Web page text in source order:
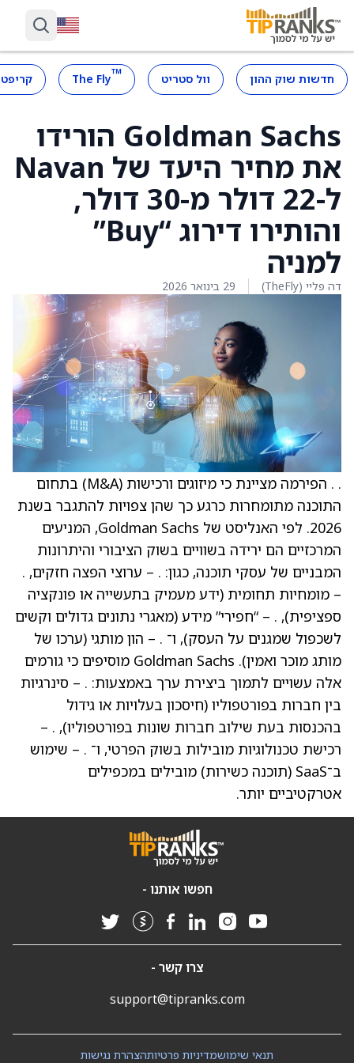
חדשות שוק ההון וול סטריט ™
The Fly
Goldman Sachs הורידו
את מחיר היעד של Navan
ל-22 דולר מ-30 דולר,
והותירו דירוג “Buy”
למניה
דה פליי (TheFly) 29 בינואר 2026
. . הפירמה מציינת כי מיזוגים ורכישות (M&A) בתחום
התוכנה מתומחרות כרגע כך שהן צפויות להתגבר בשנת
2026. לפי האנליסט של Goldman Sachs, המניעים
המרכזיים הם ירידה בשוויים בשוק הציבורי והיתרונות
המבניים של עסקי תוכנה, כגון: . – ערוצי הפצה חזקים, .
– מומחיות תחומית (ידע מעמיק בתעשייה או פונקציה
ספציפית), . – “חפירי” מידע (מאגרי נתונים גדולים וקשים
לשכפול שמגנים על העסק), ו־ . – הון מותגי (ערכו של
מותג מוכר ואמין). Goldman Sachs מוסיפים כי גורמים
אלה עשויים לתמוך ביצירת ערך באמצעות: . – סינרגיות
בין חברות בפורטפוליו (חיסכון בעלויות או גידול
בהכנסות בעת שילוב חברות שונות בפורטפוליו), . –
רכישת טכנולוגיות מובילות בשוק הפרטי, ו־ . – שימוש
ב־SaaS (תוכנה כשירות) מובילים במכפילים
אטרקטיביים יותר.
חפשו אותנו -
צרו קשר -
support@tipranks.com
הצהרת נגישותמדיניות פרטיותתנאי שימוש